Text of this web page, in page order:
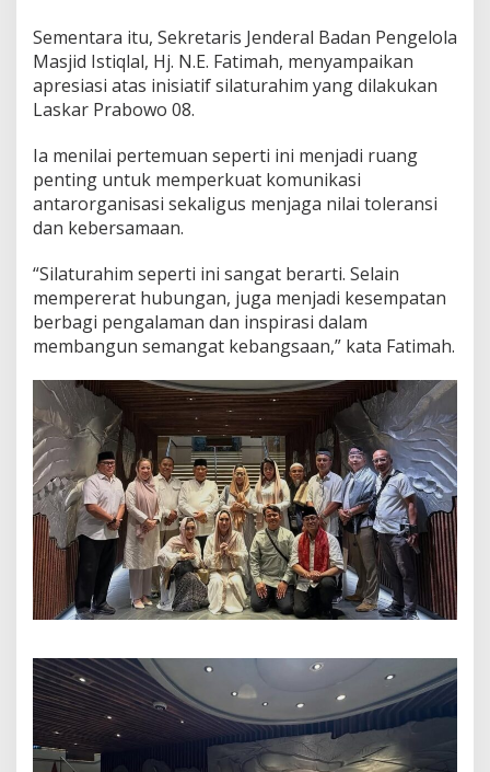
Sementara itu, Sekretaris Jenderal Badan Pengelola
Masjid Istiqlal, Hj. N.E. Fatimah, menyampaikan
apresiasi atas inisiatif silaturahim yang dilakukan
Laskar Prabowo 08.
Ia menilai pertemuan seperti ini menjadi ruang
penting untuk memperkuat komunikasi
antarorganisasi sekaligus menjaga nilai toleransi
dan kebersamaan.
“Silaturahim seperti ini sangat berarti. Selain
mempererat hubungan, juga menjadi kesempatan
berbagi pengalaman dan inspirasi dalam
membangun semangat kebangsaan,” kata Fatimah.